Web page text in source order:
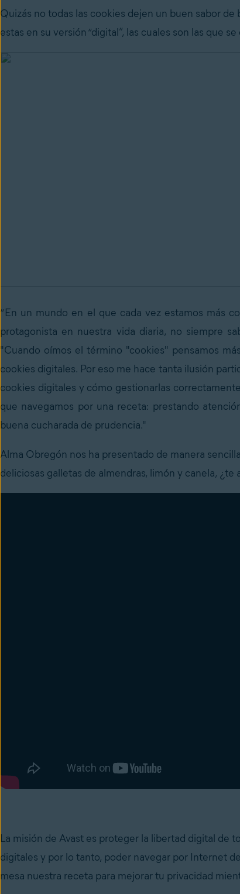
Quizás no todas las cookies dejen un buen sabor
estas en su versión “digital”, las cuales son las que
“En un mundo en el que cada vez estamos más
protagonista en nuestra vida diaria, no siempre
"Cuando oímos el término "cookies" pensamos
cookies digitales. Por eso me hace tanta ilusión
cookies digitales y cómo gestionarlas
que navegamos por una receta: prestando
buena cucharada de prudencia."
Alma Obregón nos ha presentado de manera
deliciosas galletas de almendras, limón y canela, ¿te
La misión de Avast es proteger la libertad digital de
digitales y por lo tanto, poder navegar por Internet
mesa nuestra receta para mejorar tu privacidad